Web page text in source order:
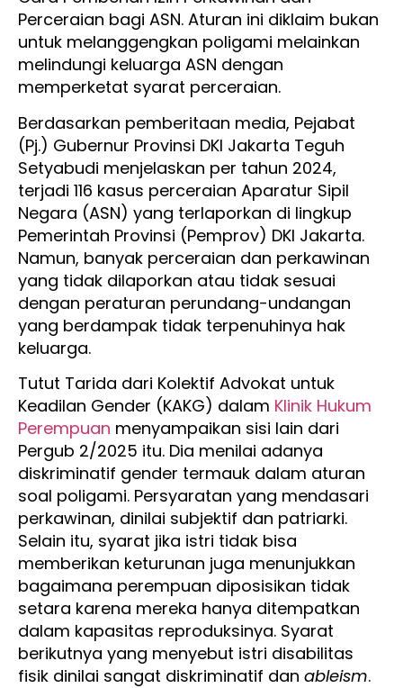
Perceraian bagi ASN. Aturan ini diklaim bukan
untuk melanggengkan poligami melainkan
melindungi keluarga ASN dengan
memperketat syarat perceraian.
Berdasarkan pemberitaan media, Pejabat
(Pj.) Gubernur Provinsi DKI Jakarta Teguh
Setyabudi menjelaskan per tahun 2024,
terjadi 116 kasus perceraian Aparatur Sipil
Negara (ASN) yang terlaporkan di lingkup
Pemerintah Provinsi (Pemprov) DKI Jakarta.
Namun, banyak perceraian dan perkawinan
yang tidak dilaporkan atau tidak sesuai
dengan peraturan perundang-undangan
yang berdampak tidak terpenuhinya hak
keluarga.
Tutut Tarida dari Kolektif Advokat untuk
Keadilan Gender (KAKG) dalam Klinik Hukum
Perempuan menyampaikan sisi lain dari
Pergub 2/2025 itu. Dia menilai adanya
diskriminatif gender termauk dalam aturan
soal poligami. Persyaratan yang mendasari
perkawinan, dinilai subjektif dan patriarki.
Selain itu, syarat jika istri tidak bisa
memberikan keturunan juga menunjukkan
bagaimana perempuan diposisikan tidak
setara karena mereka hanya ditempatkan
dalam kapasitas reproduksinya. Syarat
berikutnya yang menyebut istri disabilitas
fisik dinilai sangat diskriminatif dan ableism.